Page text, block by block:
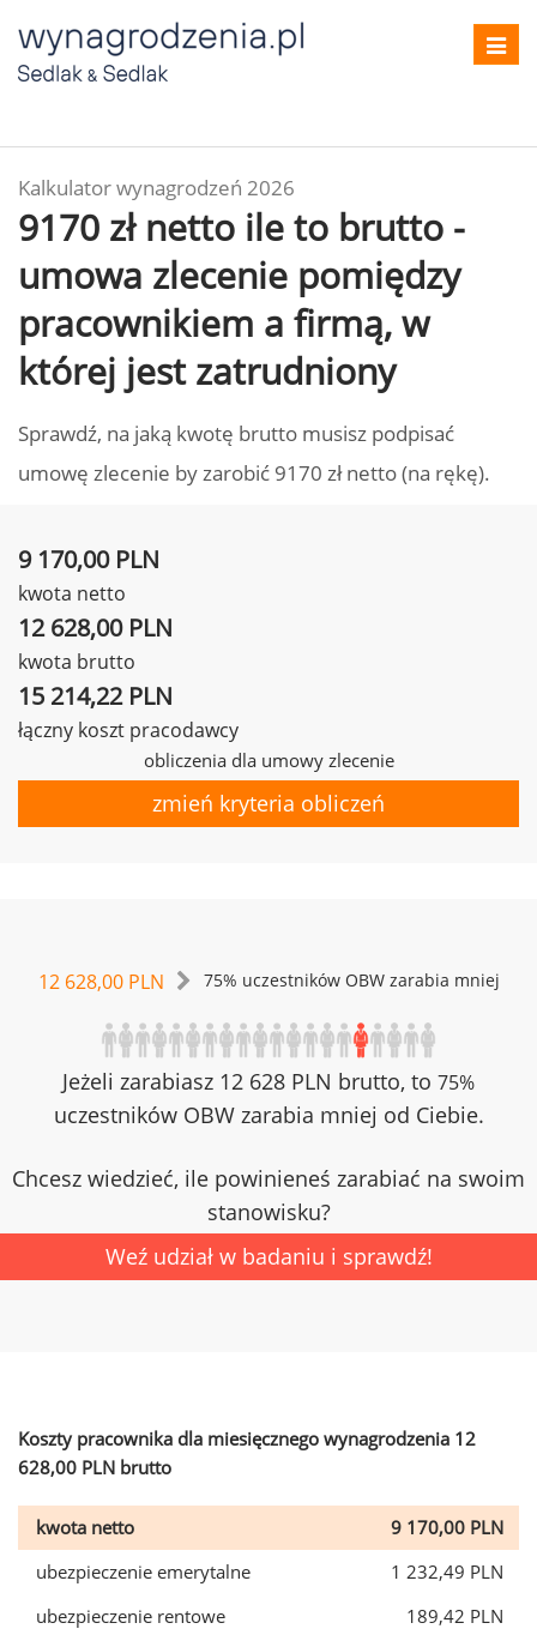
Kalkulator wynagrodzeń 2026
9170 zł netto ile to brutto -
umowa zlecenie pomiędzy
pracownikiem a firmą, w
której jest zatrudniony
Sprawdź, na jaką kwotę brutto musisz podpisać
umowę zlecenie by zarobić 9170 zł netto (na rękę).
9 170,00 PLN
kwota netto
12 628,00 PLN
kwota brutto
15 214,22 PLN
łączny koszt pracodawcy
obliczenia dla umowy zlecenie
zmień kryteria obliczeń
12 628,00 PLN 75% uczestników OBW zarabia mniej
Jeżeli zarabiasz 12 628 PLN brutto, to 75%
uczestników OBW zarabia mniej od Ciebie.
Chcesz wiedzieć, ile powinieneś zarabiać na swoim
stanowisku?
Weź udział w badaniu i sprawdź!
Koszty pracownika dla miesięcznego wynagrodzenia 12
628,00 PLN brutto
kwota netto
9 170,00 PLN
ubezpieczenie emerytalne
1 232,49 PLN
ubezpieczenie rentowe
189,42 PLN